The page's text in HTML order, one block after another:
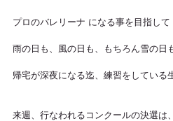
プロのバレリーナ になる事を目指して
雨の日も、風の日も、もちろん雪の日
帰宅が深夜になる迄、練習をしている
来週、行なわれるコンクールの決選は、